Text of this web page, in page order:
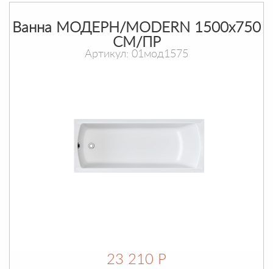
Ванна МОДЕРН/MODERN 1500х750
СМ/ПР
Артикул: 01мод1575
23 210 Р